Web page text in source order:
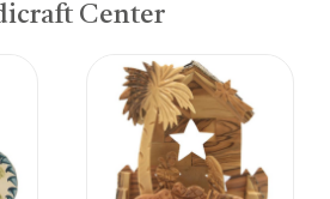
Center